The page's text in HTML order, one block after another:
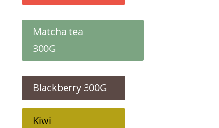
Matcha tea
300G
Blackberry 300G
Kiwi